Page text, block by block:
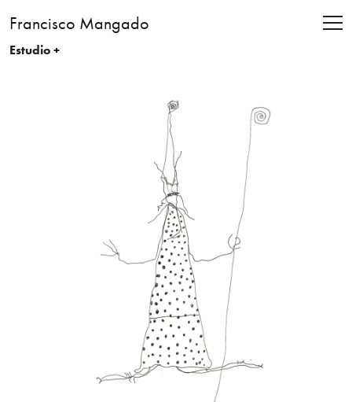
Francisco Mangado
Estudio +